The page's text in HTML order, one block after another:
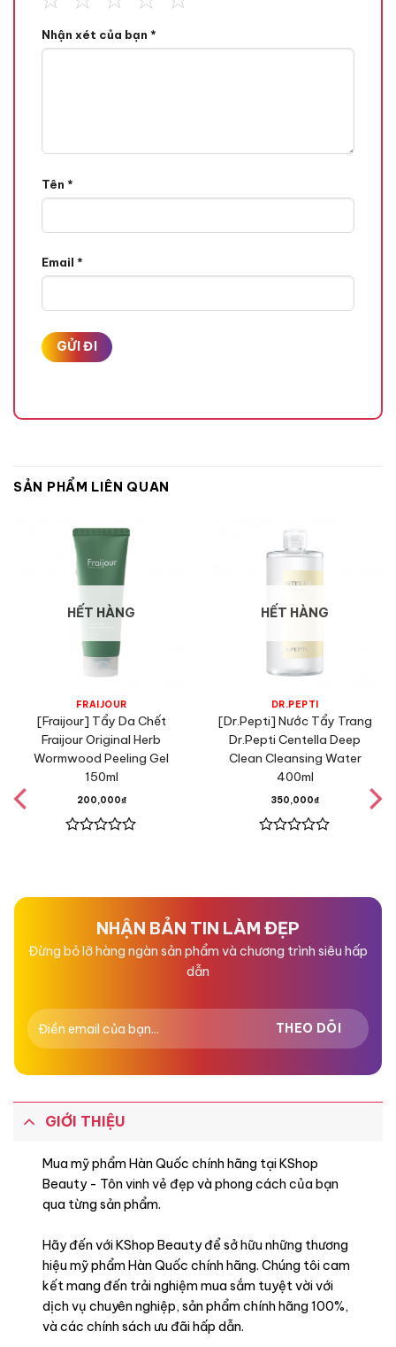
Nhận xét của bạn *
Tên *
Email *
SẢN PHẨM LIÊN QUAN
HẾT HÀNG
FRAIJOUR
[Fraijour] Tẩy Da Chết
Fraijour Original Herb
Wormwood Peeling Gel
150ml
200,000₫
5
HẾT HÀNG
DR.PEPTI
[Dr.Pepti] Nước Tẩy Trang
Dr.Pepti Centella Deep
Clean Cleansing Water
400ml
350,000₫
5
NHẬN BẢN TIN LÀM ĐẸP
Đừng bỏ lỡ hàng ngàn sản phẩm và chương trình siêu hấp
dẫn
GIỚI THIỆU
Mua mỹ phẩm Hàn Quốc chính hãng tại KShop
Beauty - Tôn vinh vẻ đẹp và phong cách của bạn
qua từng sản phẩm.
Hãy đến với KShop Beauty để sở hữu những thương
hiệu mỹ phẩm Hàn Quốc chính hãng. Chúng tôi cam
kết mang đến trải nghiệm mua sắm tuyệt vời với
dịch vụ chuyên nghiệp, sản phẩm chính hãng 100%,
và các chính sách ưu đãi hấp dẫn.